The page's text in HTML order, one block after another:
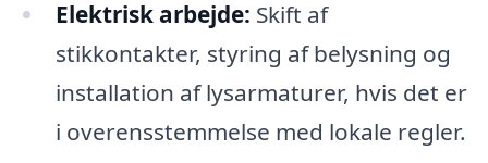
Elektrisk arbejde: Skift af
stikkontakter, styring af belysning og
installation af lysarmaturer, hvis det er
i overensstemmelse med lokale regler.